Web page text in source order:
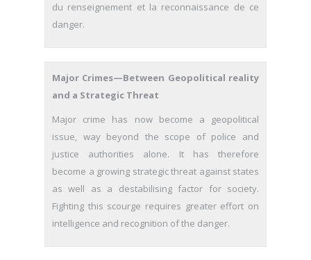
du renseignement et la reconnaissance de ce
danger.
Major Crimes—Between Geopolitical reality
and a Strategic Threat
Major crime has now become a geopolitical
issue, way beyond the scope of police and
justice authorities alone. It has therefore
become a growing strategic threat against states
as well as a destabilising factor for society.
Fighting this scourge requires greater effort on
intelligence and recognition of the danger.